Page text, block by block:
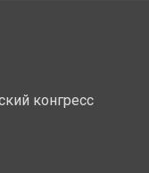
конгресс